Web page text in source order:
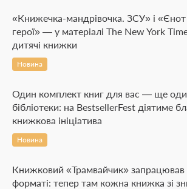
«Книжечка-мандрівочка. ЗСУ» і «Єнот
герої» — у матеріалі The New York
дитячі книжки
Новина
Один комплект книг для вас — ще
бібліотеки: на BestsellerFest діятиме
книжкова ініціатива
Новина
Книжковий «Трамвайчик» запрацював
форматі: тепер там кожна книжка зі